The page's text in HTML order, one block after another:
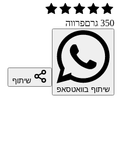
350 גרם פרווה
שיתוף בוואטסאפ
שיתוף